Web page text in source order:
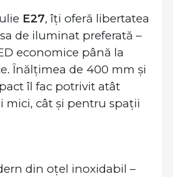
E27, îți oferă libertatea
de iluminat preferată –
economice până la
Înălțimea de 400 mm și
îl fac potrivit atât
mici, cât și pentru spații
din oțel inoxidabil –